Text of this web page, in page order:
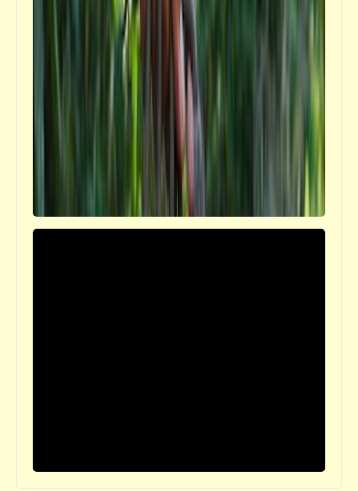
صورة واحد عضو مجلس شعب (3) | صور
مشقلبة | د. أحمد صادق